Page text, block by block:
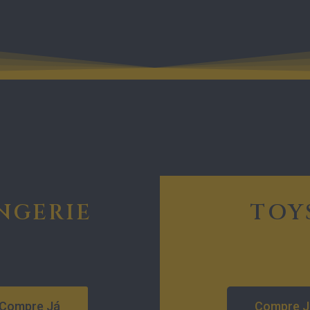
Já Compre